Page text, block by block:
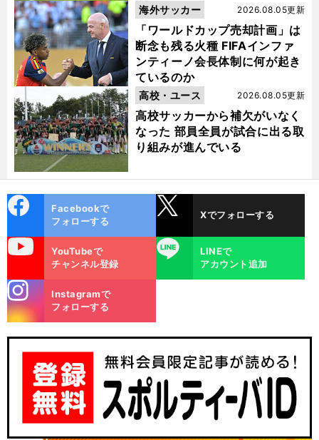
「ワールドカップ売却計画」は
断念も残る火種 FIFAインファ
ンティーノ会長体制に何が起き
ているのか
2026.08.05更新
海外サッカー
高校サッカーから補欠がいなく
なった 部員全員が試合に出る取
り組みが進んでいる
2026.08.05更新
高校・ユース
ok
Facebookで
フォローする
Xでフォローする
YouTubeで
チャンネル登録
LINE
LINEで
アカウント追加
m
Instagramで
フォローする